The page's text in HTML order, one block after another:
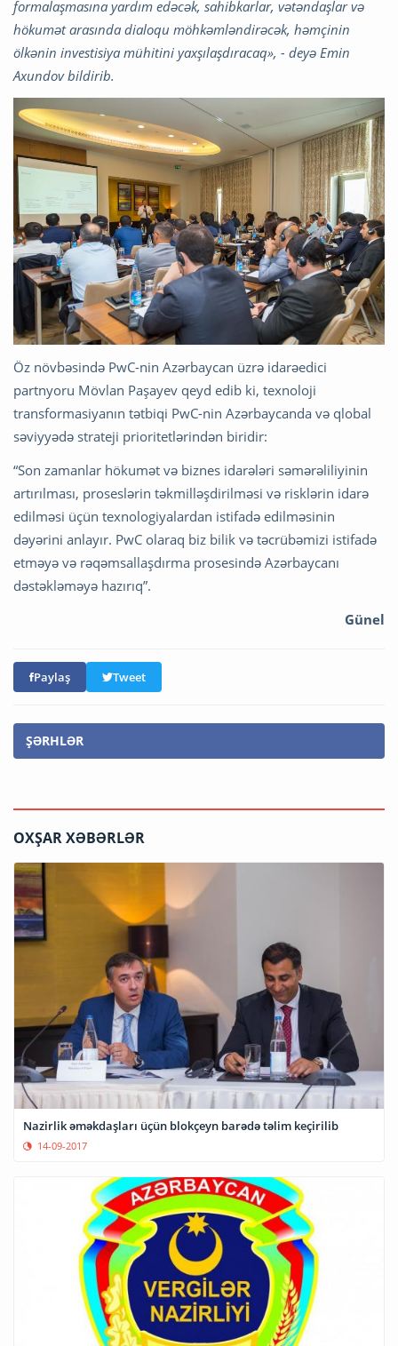
formalaşmasına yardım edəcək, sahibkarlar, vətəndaşlar və
hökumət arasında dialoqu möhkəmləndirəcək, həmçinin
ölkənin investisiya mühitini yaxşılaşdıracaq», - deyə Emin
Axundov bildirib.
Öz növbəsində PwC-nin Azərbaycan üzrə idarəedici
partnyoru Mövlan Paşayev qeyd edib ki, texnoloji
transformasiyanın tətbiqi PwC-nin Azərbaycanda və qlobal
səviyyədə strateji prioritetlərindən biridir:
“Son zamanlar hökumət və biznes idarələri səmərəliliyinin
artırılması, proseslərin təkmilləşdirilməsi və risklərin idarə
edilməsi üçün texnologiyalardan istifadə edilməsinin
dəyərini anlayır. PwC olaraq biz bilik və təcrübəmizi istifadə
etməyə və rəqəmsallaşdırma prosesində Azərbaycanı
dəstəkləməyə hazırıq”.
Günel
Paylaş Tweet
ŞƏRHLƏR
OXŞAR XƏBƏRLƏR
Nazirlik əməkdaşları üçün blokçeyn barədə təlim keçirilib
14-09-2017